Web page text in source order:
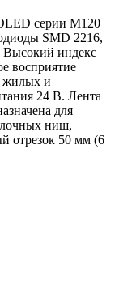
серии M120
SMD 2216,
Высокий индекс
восприятие
жилых и
24 В. Лента
для
ниш,
отрезок 50 мм (6